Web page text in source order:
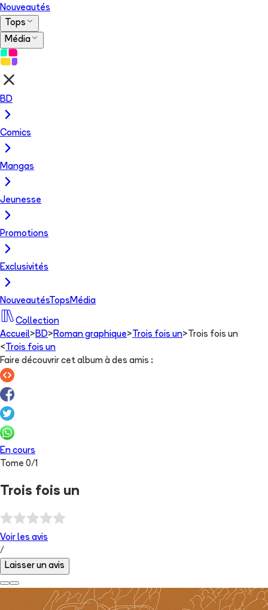
Nouveautés
Tops
Média
BD
Comics
Mangas
Jeunesse
Promotions
Exclusivités
NouveautésTops Média
Collection
Accueil> BD> Roman graphique> Trois fois un> Trois fois un
< Trois fois un
Faire découvrir cet album à des amis :
En cours
Tome 0/1
Trois fois un
Voir les avis
/
Laisser un avis